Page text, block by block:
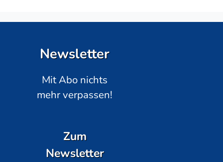
Newsletter
Mit Abo nichts
mehr verpassen!
Zum
Newsletter